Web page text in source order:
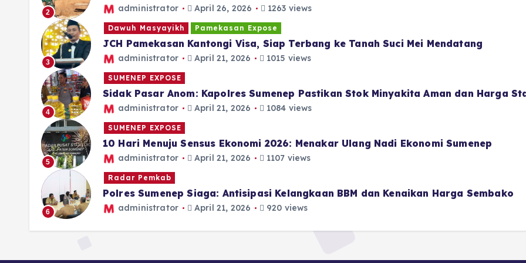
2 administrator April 26, 2026 1263 views
3
Dawuh Masyayikh Pamekasan Expose
JCH Pamekasan Kantongi Visa, Siap Terbang ke Tanah Suci Mei Mendatang
administrator April 21, 2026 1015 views
4
SUMENEP EXPOSE
Sidak Pasar Anom: Kapolres Sumenep Pastikan Stok Minyakita Aman dan Harga
administrator April 21, 2026 1084 views
5
SUMENEP EXPOSE
10 Hari Menuju Sensus Ekonomi 2026: Menakar Ulang Nadi Ekonomi Sumenep
administrator April 21, 2026 1107 views
6
Radar Pemkab
Polres Sumenep Siaga: Antisipasi Kelangkaan BBM dan Kenaikan Harga Sembako
administrator April 21, 2026 920 views